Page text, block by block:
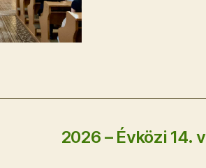
2026 – Évközi 14.